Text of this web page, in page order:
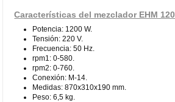
Características del mezclador EHM 120
Potencia: 1200 W.
Tensión: 220 V.
Frecuencia: 50 Hz.
rpm1: 0-580.
rpm2: 0-760.
Conexión: M-14.
Medidas: 870x310x190 mm.
Peso: 6,5 kg.